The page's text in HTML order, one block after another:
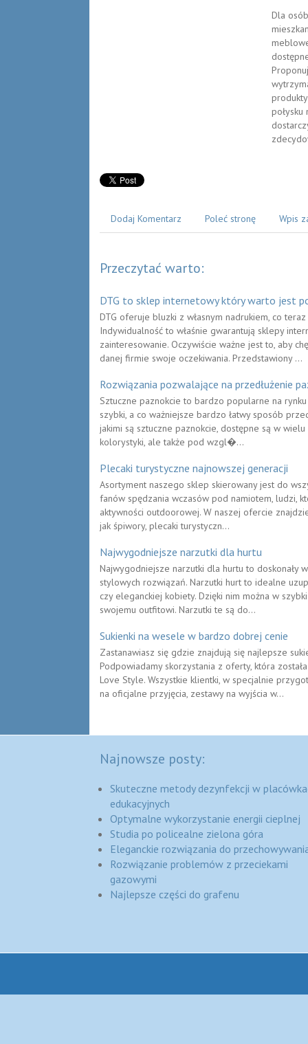
Dla
Dodaj Komentarz Poleć stronę Wpis
Przeczytać warto:
DTG to sklep internetowy który warto jest
DTG oferuje bluzki z własnym nadrukiem, co
Indywidualność to właśnie gwarantują sklepy
zainteresowanie. Oczywiście ważne jest to, aby
danej firmie swoje oczekiwania. Przedstawiony ...
Rozwiązania pozwalające na przedłużenie
Sztuczne paznokcie to bardzo popularne na
szybki, a co ważniejsze bardzo łatwy sposób
jakimi są sztuczne paznokcie, dostępne są w
kolorystyki, ale także pod wzgl�...
Plecaki turystyczne najnowszej generacji
Asortyment naszego sklep skierowany jest do
fanów spędzania wczasów pod namiotem, ludzi,
aktywności outdoorowej. W naszej ofercie
jak śpiwory, plecaki turystyczn...
Najwygodniejsze narzutki dla hurtu
Najwygodniejsze narzutki dla hurtu to doskonały
stylowych rozwiązań. Narzutki hurt to idealne
czy eleganckiej kobiety. Dzięki nim można w
swojemu outfitowi. Narzutki te są do...
Sukienki na wesele w bardzo dobrej cenie
Zastanawiasz się gdzie znajdują się najlepsze
Podpowiadamy skorzystania z oferty, która
Love Style. Wszystkie klientki, w specjalnie
na oficjalne przyjęcia, zestawy na wyjścia w...
Najnowsze posty:
Skuteczne metody dezynfekcji w
edukacyjnych
Optymalne wykorzystanie energii cieplnej
Studia po policealne zielona góra
Eleganckie rozwiązania do
Rozwiązanie problemów z przeciekami
gazowymi
Najlepsze części do grafenu